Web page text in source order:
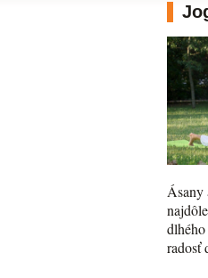
Ásany
radosť